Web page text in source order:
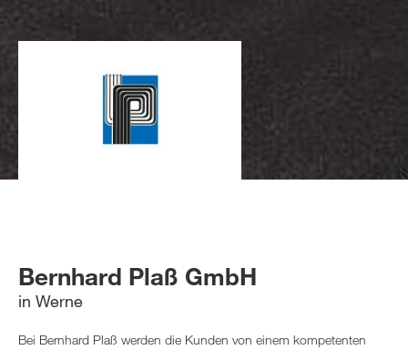
Bernhard Plaß GmbH
in Werne
Bei Bernhard Plaß werden die Kunden von einem kompetenten